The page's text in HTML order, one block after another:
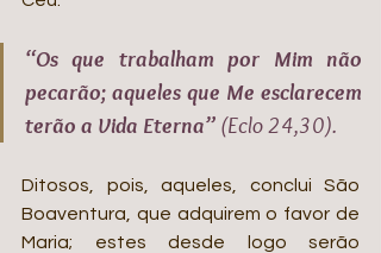
“Os que trabalham por Mim não
pecarão; aqueles que Me esclarecem
terão a Vida Eterna” (Eclo 24,30).
Ditosos, pois, aqueles, conclui São
Boaventura, que adquirem o favor de
Maria; estes desde logo serão